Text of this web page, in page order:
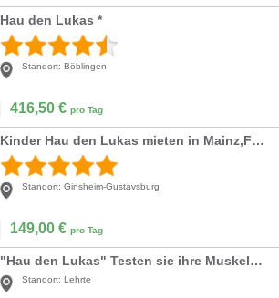
Hau den Lukas *
Standort: Böblingen
416,50 € pro Tag
Kinder Hau den Lukas mieten in Mainz,Frankfurt,Mainz,Wiesbaden,Darmstadt
Standort: Ginsheim-Gustavsburg
149,00 € pro Tag
"Hau den Lukas" Testen sie ihre Muskelkraft
Standort: Lehrte